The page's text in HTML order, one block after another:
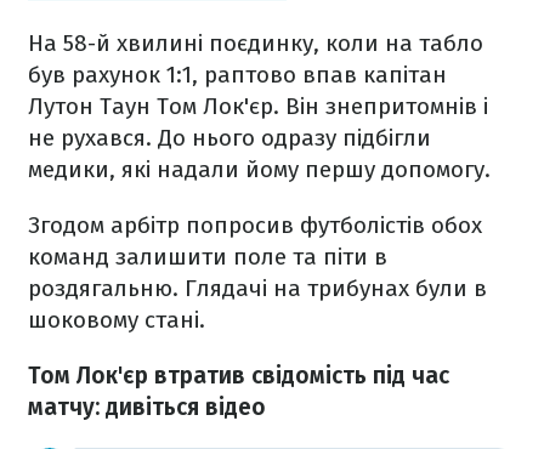
На 58-й хвилині поєдинку, коли на табло
був рахунок 1:1, раптово впав капітан
Лутон Таун Том Лок'єр. Він знепритомнів і
не рухався. До нього одразу підбігли
медики, які надали йому першу допомогу.
Згодом арбітр попросив футболістів обох
команд залишити поле та піти в
роздягальню. Глядачі на трибунах були в
шоковому стані.
Том Лок'єр втратив свідомість під час
матчу: дивіться відео